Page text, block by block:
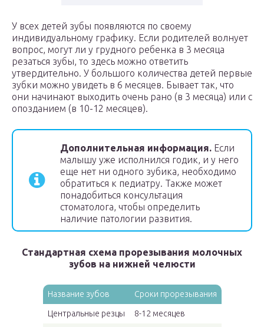
У всех детей зубы появляются по своему
индивидуальному графику. Если родителей волнует
вопрос, могут ли у грудного ребенка в 3 месяца
резаться зубы, то здесь можно ответить
утвердительно. У большого количества детей первые
зубки можно увидеть в 6 месяцев. Бывает так, что
они начинают выходить очень рано (в 3 месяца) или с
опозданием (в 10-12 месяцев).
Дополнительная информация. Если
малышу уже исполнился годик, и у него
еще нет ни одного зубика, необходимо
обратиться к педиатру. Также может
понадобиться консультация
стоматолога, чтобы определить
наличие патологии развития.
Стандартная схема прорезывания молочных
зубов на нижней челюсти
Название зубов Сроки прорезывания
Центральные резцы 8-12 месяцев